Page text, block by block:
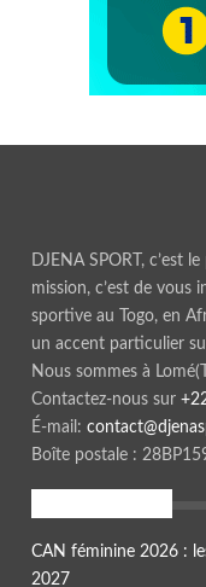
DJENA SPORT, c’est
mission, c’est de vous
sportive au Togo, en
un accent particulier
Nous sommes à
Contactez-nous sur
É-mail:
Boîte postale :
CAN féminine 2026 :
2027